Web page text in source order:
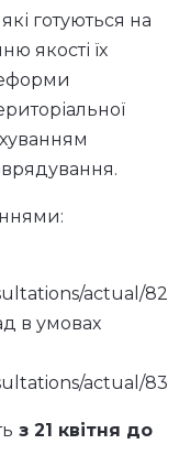
готуються на
якості їх
actual/82
в умовах
actual/83
з 21 квітня до